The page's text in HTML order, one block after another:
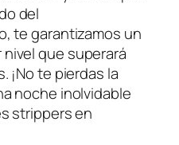
del
te garantizamos un
que superará
¡No te ⁤pierdas la
⁢noche inolvidable
strippers en